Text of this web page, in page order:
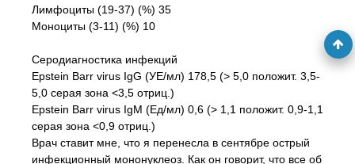
Лимфоциты (19-37) (%) 35
Моноциты (3-11) (%) 10
Серодиагностика инфекций
Epstein Barr virus IgG (УЕ/мл) 178,5 (> 5,0 положит. 3,5-
5,0 серая зона <3,5 отриц.)
Epstein Barr virus IgM (Ед/мл) 0,6 (> 1,1 положит. 0,9-1,1
серая зона <0,9 отриц.)
Врач ставит мне, что я перенесла в сентябре острый
инфекционный мононуклеоз. Как он говорит, что все об